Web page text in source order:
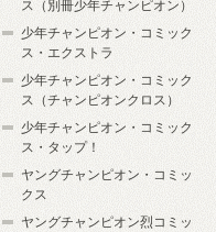
ス（別冊少年チャンピオン）
少年チャンピオン・コミック
ス・エクストラ
少年チャンピオン・コミック
ス（チャンピオンクロス）
少年チャンピオン・コミック
ス・タップ！
ヤングチャンピオン・コミッ
クス
ヤングチャンピオン烈コミッ